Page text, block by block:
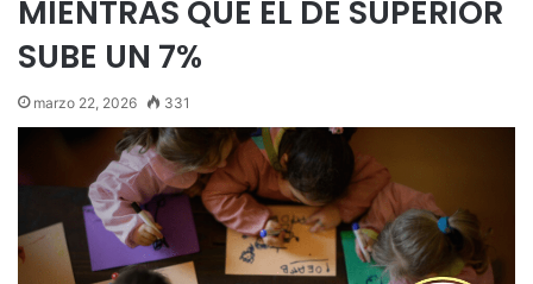
MIENTRAS QUE EL DE SUPERIOR
SUBE UN 7%
marzo 22, 2026 331